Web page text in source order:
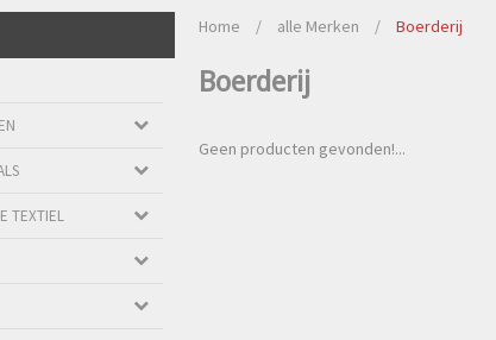
TEXTIEL
Home / alle Merken / Boerderij
Boerderij
Geen producten gevonden!...